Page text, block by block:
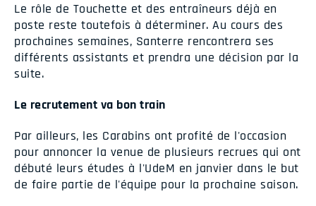
Le rôle de Touchette et des entraîneurs déjà en
poste reste toutefois à déterminer. Au cours des
prochaines semaines, Santerre rencontrera ses
différents assistants et prendra une décision par la
suite.
Le recrutement va bon train
Par ailleurs, les Carabins ont profité de l'occasion
pour annoncer la venue de plusieurs recrues qui ont
débuté leurs études à l'UdeM en janvier dans le but
de faire partie de l'équipe pour la prochaine saison.